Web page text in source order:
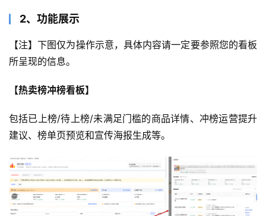
2、功能展示
【注】下图仅为操作示意，具体内容请一定要参照您的看板
所呈现的信息。
【热卖榜冲榜看板】
包括已上榜/待上榜/未满足门槛的商品详情、冲榜运营提升
建议、榜单页预览和宣传海报生成等。